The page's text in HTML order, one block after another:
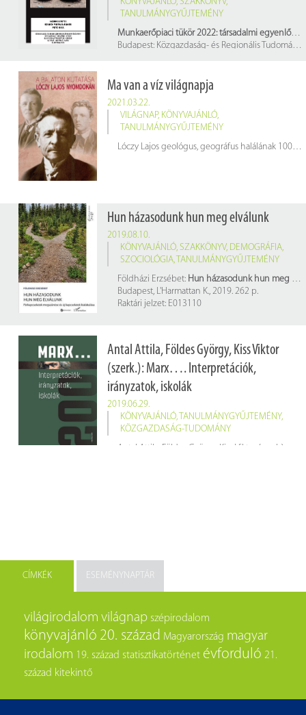
TANULMÁNYGYŰJTEMÉNY
Munkaerőpiaci tükör 2022: társadalmi egyenlőtlenség és mobilitás
Budapest: Közgazdaság- és Regionális Tudományi Kutatóközpont Közgazdaság-tudományi Intézet, 2023. 350 p.
Ma van a víz világnapja
2021.03.22.
VILÁGNAP, KÖNYVAJÁNLÓ,
TANULMÁNYGYŰJTEMÉNY
Lóczy Lajos geológus, geográfus halálának 100. évfordulóján az MTA Földtudományok Osztálya és a Magyarhoni Földtani Intézet a sokszínű életmű emlékére kötetet állított össze.
Hun házasodunk hun meg elválunk
2019.08.10.
KÖNYVAJÁNLÓ, SZAKKÖNYV, DEMOGRÁFIA,
SZOCIOLÓGIA,TANULMÁNYGYŰJTEMÉNY
Földházi Erzsébet: Hun házasodunk hun meg elválunk
Budapest, L'Harmattan K., 2019. 262 p.
Raktári jelzet: E013110
Antal Attila, Földes György, Kiss Viktor
(szerk.): Marx…. Interpretációk,
irányzatok, iskolák
2019.06.29.
KÖNYVAJÁNLÓ,TANULMÁNYGYŰJTEMÉNY,
KÖZGAZDASÁG-TUDOMÁNY
CÍMKÉK ESEMÉNYNAPTÁR
világirodalom világnap szépirodalom
könyvajánló 20. század Magyarország magyar
irodalom 19. század statisztikatörténet évforduló 21.
század kitekintő